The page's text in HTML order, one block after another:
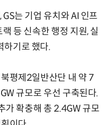
는 기업 유치와 AI 인프
등 신속한 행정 지원, 실
하기로 했다.
평제2일반산단 내 약 7
규모로 우선 구축된다.
가 확충해 총 2.4GW 규모